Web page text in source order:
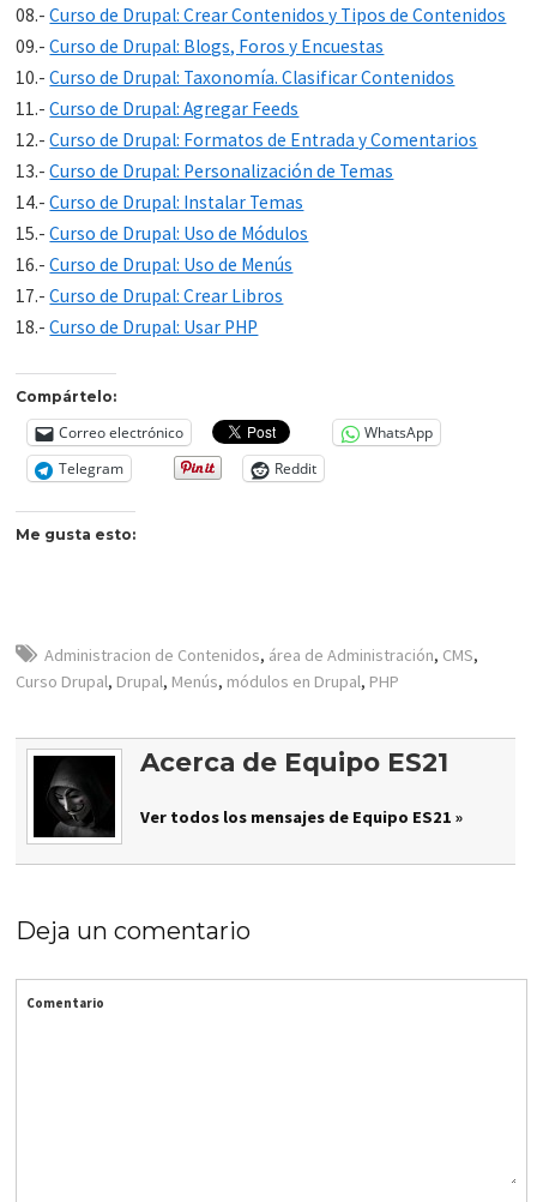
08.-Curso de Drupal: Crear Contenidos y Tipos de Contenidos
09.-Curso de Drupal: Blogs, Foros y Encuestas
10.-Curso de Drupal: Taxonomía. Clasificar Contenidos
11.-Curso de Drupal: Agregar Feeds
12.-Curso de Drupal: Formatos de Entrada y Comentarios
13.-Curso de Drupal: Personalización de Temas
14.-Curso de Drupal: Instalar Temas
15.-Curso de Drupal: Uso de Módulos
16.-Curso de Drupal: Uso de Menús
17.-Curso de Drupal: Crear Libros
18.-Curso de Drupal: Usar PHP
Compártelo:
Correo electrónico
WhatsApp
Telegram
Reddit
Me gusta esto:
Administracion de Contenidos, área de Administración, CMS,
Curso Drupal, Drupal, Menús, módulos en Drupal, PHP
Acerca de Equipo ES21
Ver todos los mensajes de Equipo ES21 »
Deja un comentario
Comentario